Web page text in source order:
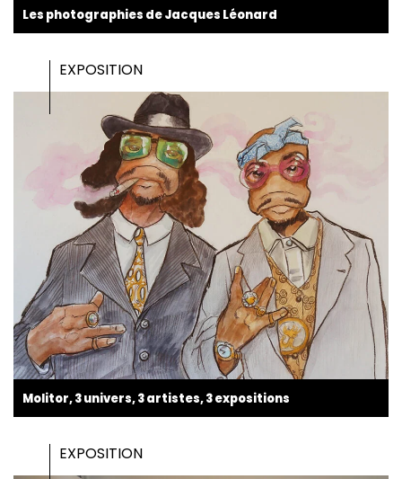
Les photographies de Jacques Léonard
EXPOSITION
Molitor, 3 univers, 3 artistes, 3 expositions
EXPOSITION